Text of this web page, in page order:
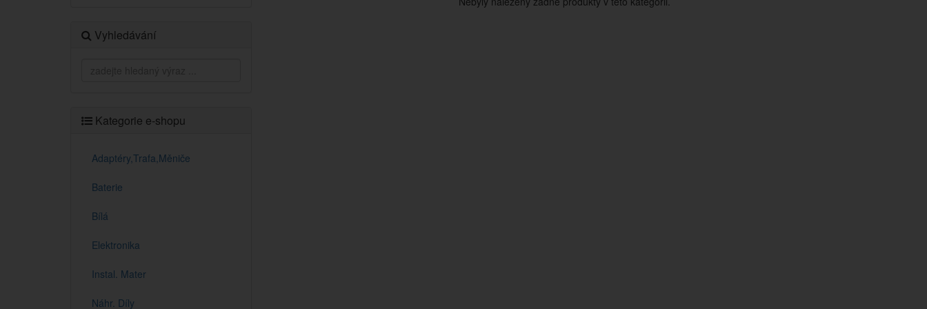
Vyhledávání
Kategorie e-shopu
Adaptéry,Trafa,Měniče
Baterie
Bílá
Elektronika
Instal. Mater
Náhr. Díly